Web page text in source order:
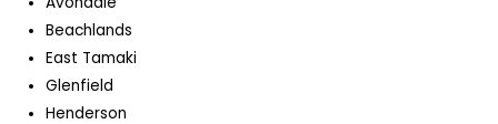
Beachlands
East Tamaki
Glenfield
Henderson